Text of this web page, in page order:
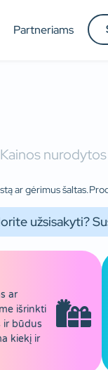
Partneriams
ar gėrimus
užsisakyti?
ar
išrinkti
ir būdus
kiekį ir